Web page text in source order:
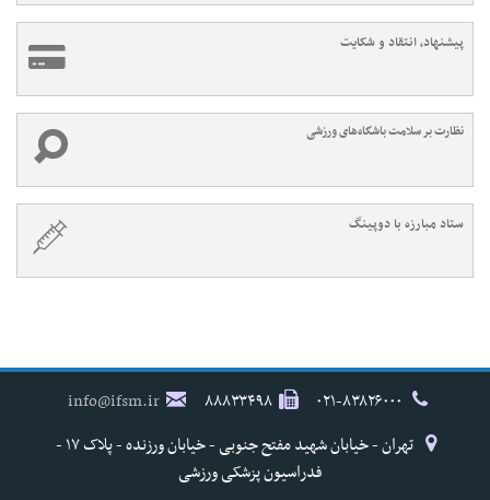
پیشنهاد، انتقاد و شکایت
نظارت بر سلامت باشگاه‌های ورزشی
ستاد مبارزه با دوپینگ
۸۸۸۳۳۴۹۸
info@ifsm.ir
تهران - خیابان شهید مفتح جنوبی - خیابان ورزنده - پلاک ۱۷ -
فدراسیون پزشکی ورزشی